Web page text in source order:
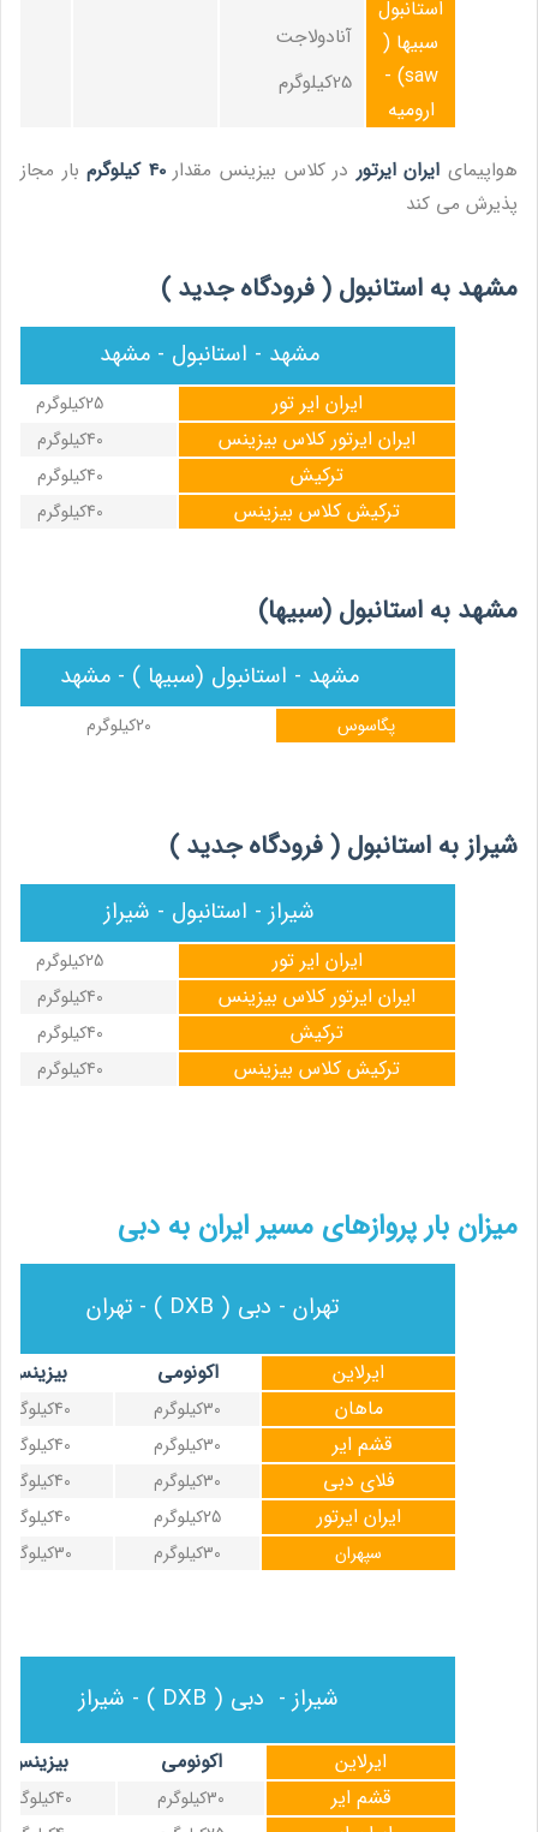
آنادولاجت
25کیلوگرم
استانبول
سبیها (
saw) -
ارومیه
هواپیمایایران ایرتوردر کلاس بیزینس مقدار40 کیلوگرم
بار مجاز
پذیرش می کند
مشهد به استانبول ( فرودگاه جدید )
مشهد - استانبول - مشهد
25کیلوگرم ایران ایر تور
40کیلوگرم ایران ایرتور کلاس بیزینس
40کیلوگرم ترکیش
40کیلوگرم ترکیش کلاس بیزینس
مشهد به استانبول (سبیها)
مشهد - استانبول (سبیها ) - مشهد
20کیلوگرم پگاسوس
شیراز به استانبول ( فرودگاه جدید )
شیراز - استانبول - شیراز
25کیلوگرم ایران ایر تور
40کیلوگرم ایران ایرتور کلاس بیزینس
40کیلوگرم ترکیش
40کیلوگرم ترکیش کلاس بیزینس
میزان بار پروازهای مسیر ایران به دبی
تهران - دبی ( DXB ) - تهران
بیزینس اکونومی ایرلاین
40کیلوگرم 30کیلوگرم ماهان
40کیلوگرم 30کیلوگرم قشم ایر
40کیلوگرم 30کیلوگرم فلای دبی
40کیلوگرم 25کیلوگرم ایران ایرتور
30کیلوگرم 30کیلوگرم سپهران
شیراز - دبی ( DXB ) - شیراز
بیزینس اکونومی ایرلاین
40کیلوگرم 30کیلوگرم قشم ایر